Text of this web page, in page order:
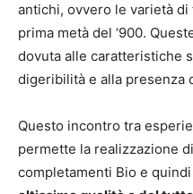
antichi, ovvero le varietà
prima metà del ‘900.
dovuta alle caratteristiche
digeribilità e alla presenza
Questo incontro tra
permette la realizzazione
completamenti Bio e quindi